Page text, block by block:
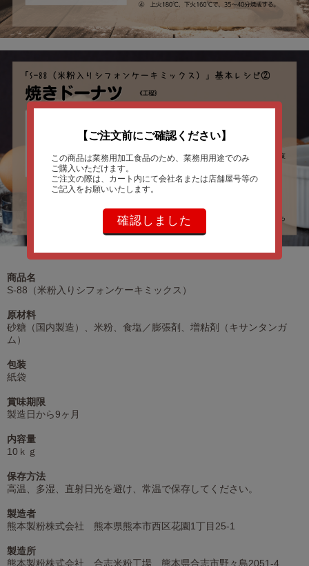
商品名
S-88（米粉入りシフォンケーキミックス）
原材料
砂糖（国内製造）、米粉、食塩／膨張剤、増粘剤（キサンタンガ
ム）
包装
紙袋
賞味期限
製造日から9ヶ月
内容量
10ｋｇ
保存方法
高温、多湿、直射日光を避け、常温で保存してください。
製造者
熊本製粉株式会社 熊本県熊本市西区花園1丁目25-1
製造所
熊本製粉株式会社 合志米粉工場 熊本県合志市野々島2051-4
【ご注文前にご確認ください】
この商品は業務用加工食品のため、業務用用途でのみ
ご購入いただけます。
ご注文の際は、カート内にて会社名または店舗屋号等の
ご記入をお願いいたします。
確認しました